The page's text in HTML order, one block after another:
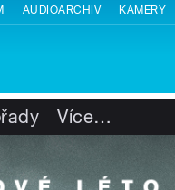
AUDIOARCHIV KAMERY
Více…